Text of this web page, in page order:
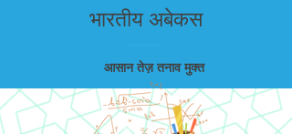
भारतीय अबेकस
आसान तेज़ तनाव मुक्त